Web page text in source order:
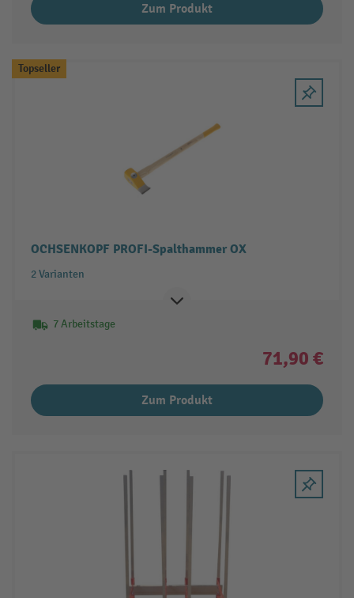
Zum Produkt
Topseller
OCHSENKOPF PROFI-Spalthammer OX
2 Varianten
7 Arbeitstage
71,90 €
Zum Produkt